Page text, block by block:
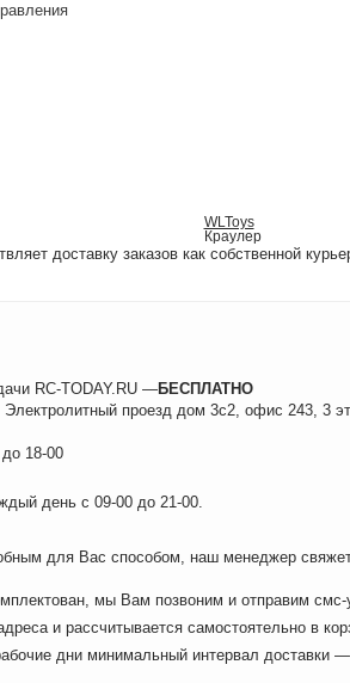
WLToys
Краулер
доставку заказов как собственной
RC-TODAY.RU —БЕСПЛАТНО
Электролитный проезд дом 3с2, офис 243, 3
18-00
день с 09-00 до 21-00.
для Вас способом, наш менеджер
мы Вам позвоним и отправим
и рассчитывается самостоятельно в
дни минимальный интервал доставки